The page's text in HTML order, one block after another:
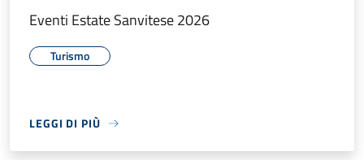
Eventi Estate Sanvitese 2026
Turismo
LEGGI DI PIÙ